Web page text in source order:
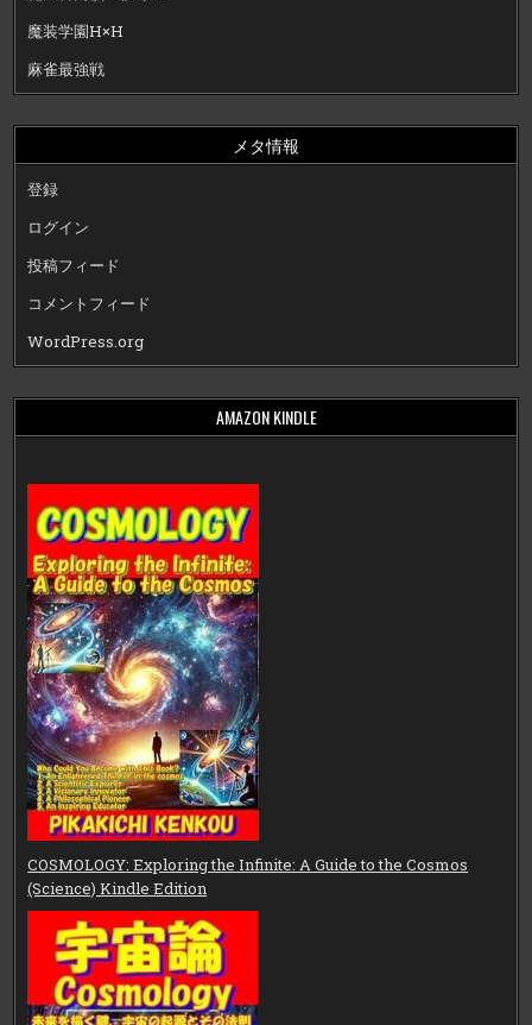
魔装学園H×H
麻雀最強戦
メタ情報
登録
ログイン
投稿フィード
コメントフィード
WordPress.org
AMAZON KINDLE
COSMOLOGY: Exploring the Infinite: A Guide to the Cosmos
(Science) Kindle Edition